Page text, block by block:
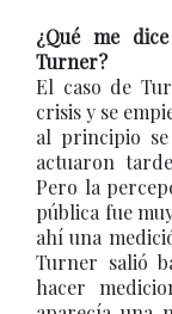
¿Qué me
Turner?
El caso de
crisis y se
al principio
actuaron
Pero la
pública fue
ahí una
Turner salió
hacer